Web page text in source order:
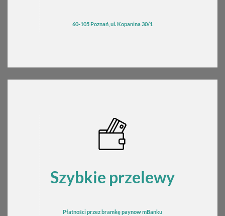
60-105 Poznań, ul. Kopanina 30/1
Szybkie przelewy
Płatności przez bramkępaynow mBanku